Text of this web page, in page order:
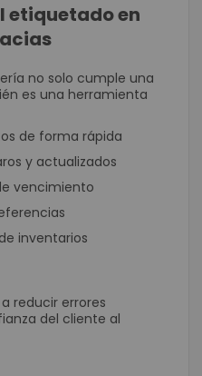
etiquetado en
no solo cumple una
es una herramienta
de forma rápida
y actualizados
vencimiento
inventarios
reducir errores
del cliente al